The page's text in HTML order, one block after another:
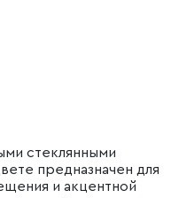
стеклянными
предназначен для
и акцентной